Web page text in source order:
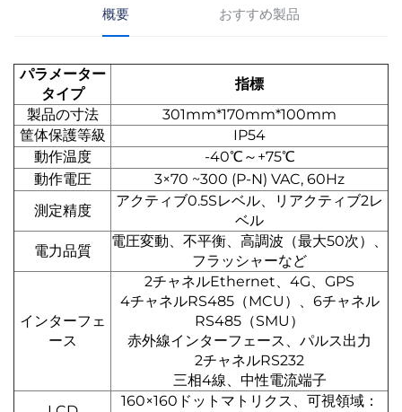
概要 おすすめ製品
パラメーター
タイプ
指標
製品の寸法
301mm*170mm*100mm
筐体保護等級
IP54
動作温度
-40℃～+75℃
動作電圧
3×70 ~300 (P-N) VAC, 60Hz
測定精度
アクティブ0.5Sレベル、リアクティブ2レ
ベル
電力品質
電圧変動、不平衡、高調波（最大50次）、
フラッシャーなど
インターフェ
ース
2チャネルEthernet、4G、GPS
4チャネルRS485（MCU）、6チャネル
RS485（SMU）
赤外線インターフェース、パルス出力
2チャネルRS232
三相4線、中性電流端子
160×160ドットマトリクス、可視領域：